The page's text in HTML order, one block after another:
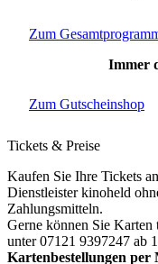
Zum
Immer
Zum Gutscheinshop
Tickets & Preise
Kaufen Sie Ihre Tickets
Dienstleister kinoheld
Zahlungsmitteln.
Gerne können Sie Karten
unter 07121 9397247 ab
Kartenbestellungen per